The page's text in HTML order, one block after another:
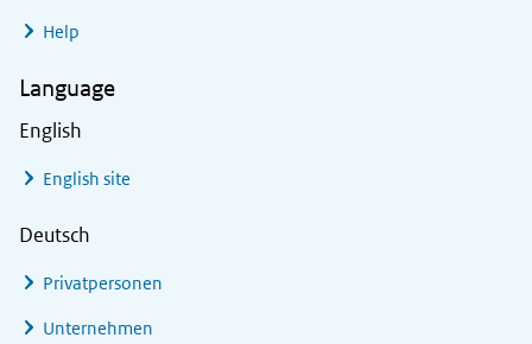
Help
Language
English
English site
Deutsch
Privatpersonen
Unternehmen